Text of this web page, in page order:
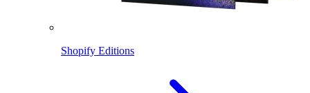
Shopify Editions